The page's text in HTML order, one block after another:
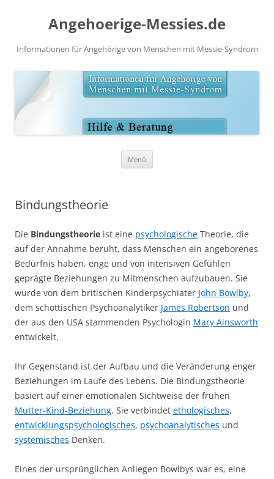
Angehoerige-Messies.de
Informationen für Angehörige von Menschen mit Messie-Syndrom
Menü
Bindungstheorie
Die Bindungstheorie ist eine psychologische Theorie, die
auf der Annahme beruht, dass Menschen ein angeborenes
Bedürfnis haben, enge und von intensiven Gefühlen
geprägte Beziehungen zu Mitmenschen aufzubauen. Sie
wurde von dem britischen Kinderpsychiater John Bowlby,
dem schottischen Psychoanalytiker James Robertson und
der aus den USA stammenden Psychologin Mary Ainsworth
entwickelt.
Ihr Gegenstand ist der Aufbau und die Veränderung enger
Beziehungen im Laufe des Lebens. Die Bindungstheorie
basiert auf einer emotionalen Sichtweise der frühen
Mutter-Kind-Beziehung. Sie verbindet ethologisches,
entwicklungspsychologisches, psychoanalytisches und
systemisches Denken.
Eines der ursprünglichen Anliegen Bowlbys war es, eine